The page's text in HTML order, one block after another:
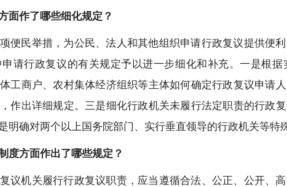
面作了哪些细化规定？
便民举措，为公民、法人和其他组织申请行政复议提供便
请行政复议的有关规定予以进一步细化和补充。一是根
工商户、农村集体经济组织等主体如何确定行政复议申请
作出详细规定。三是细化行政机关未履行法定职责的行政
明确对两个以上国务院部门、实行垂直领导的行政机关等特
度方面作出了哪些规定？
议机关履行行政复议职责，应当遵循合法、公正、公开、